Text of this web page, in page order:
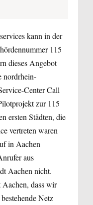
kann in der
115
dieses Angebot
nordrhein-
Center Call
zur 115
ersten Städten, die
vertreten waren
in Aachen
aus
Aachen nicht.
dass wir
Netz